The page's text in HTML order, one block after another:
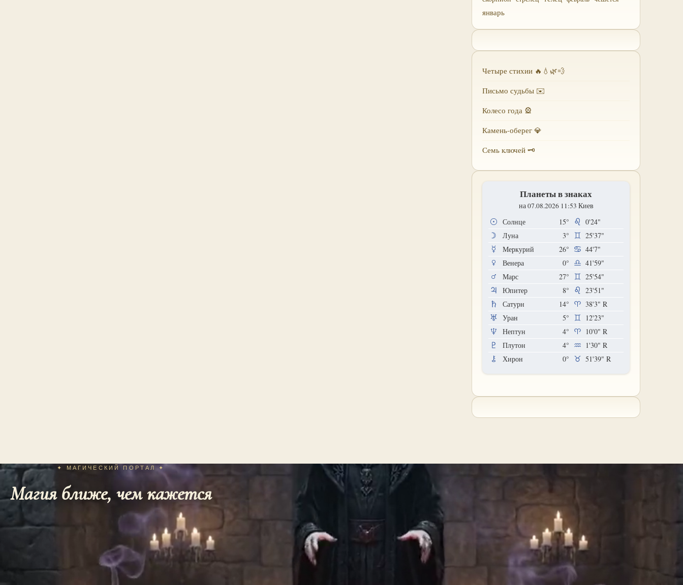
январь
Четыре стихии 🔥💧🌿💨
Письмо судьбы ✉️
Колесо года 🎡
Камень-оберег 💎
Семь ключей 🗝
Планеты в знаках
на 07.08.2026 11:53 Киев
Солнце 15°
0'24"
Луна
3°
25'37"
Меркурий
26°
44'7"
Венера
0°
41'59"
Марс
27°
25'54"
Юпитер
8°
23'51"
Сатурн
14° 38'3" R
Уран
5°
12'23"
Нептун
4° 10'0" R
Плутон
4° 1'30" R
Хирон
0° 51'39" R
✦ МАГИЧЕСКИЙ ПОРТАЛ ✦
Магия ближе, чем кажется